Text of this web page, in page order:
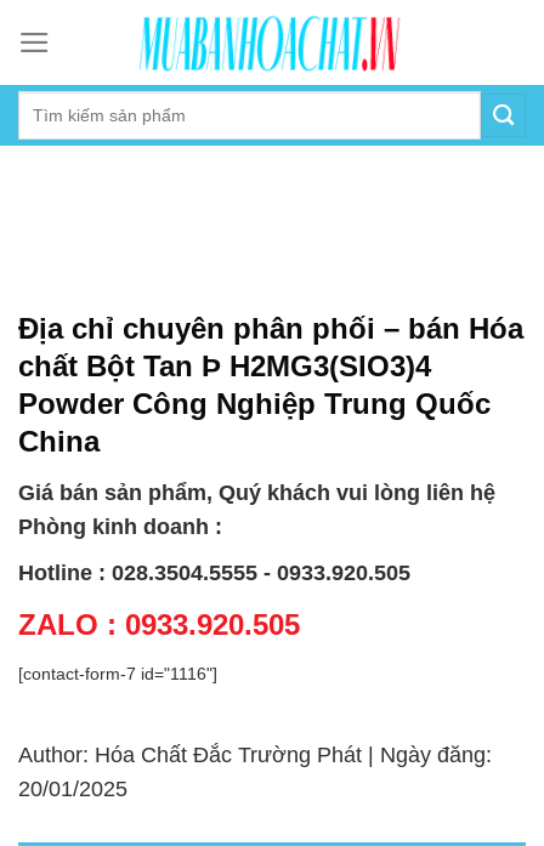
content
Địa chỉ chuyên phân phối – bán Hóa
chất Bột Tan Þ H2MG3(SIO3)4
Powder Công Nghiệp Trung Quốc
China
Giá bán sản phẩm, Quý khách vui lòng liên hệ
Phòng kinh doanh :
Hotline : 028.3504.5555 - 0933.920.505
ZALO : 0933.920.505
[contact-form-7 id="1116"]
Author: Hóa Chất Đắc Trường Phát | Ngày đăng:
20/01/2025